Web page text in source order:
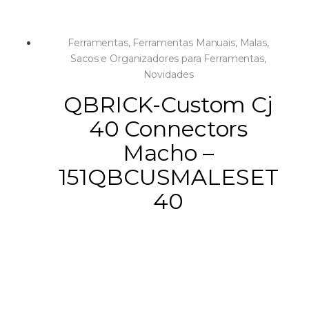
Ferramentas, Ferramentas Manuais, Malas,
Sacos e Organizadores para Ferramentas,
Novidades
QBRICK-Custom Cj
40 Connectors
Macho –
151QBCUSMALESET
40